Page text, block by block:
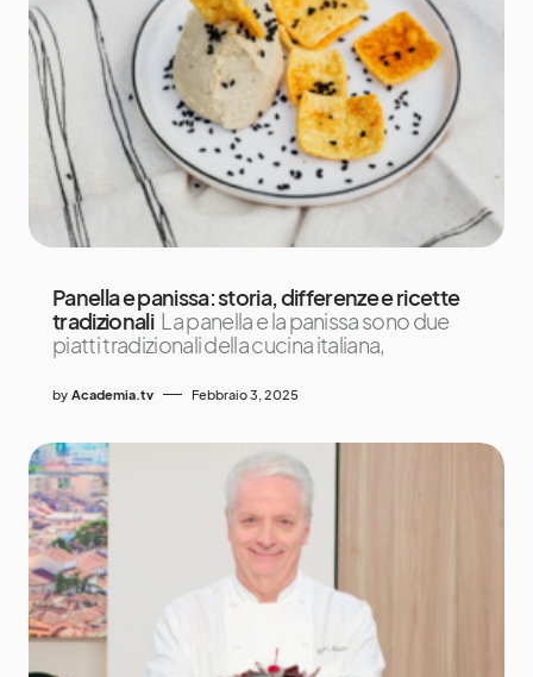
Panella e panissa: storia, differenze e ricette
tradizionali La panella e la panissa sono due
piatti tradizionali della cucina italiana,
by Academia.tv Febbraio 3, 2025